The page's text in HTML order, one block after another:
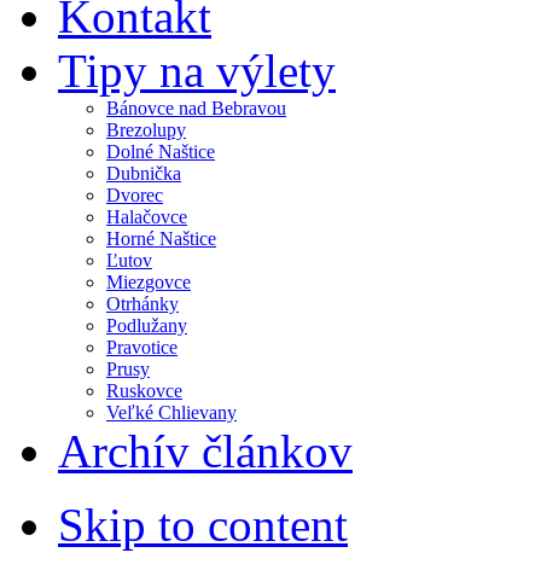
Kontakt
Tipy na výlety
Bánovce nad Bebravou
Brezolupy
Dolné Naštice
Dubnička
Dvorec
Halačovce
Horné Naštice
Ľutov
Miezgovce
Otrhánky
Podlužany
Pravotice
Prusy
Ruskovce
Veľké Chlievany
Archív článkov
Skip to content